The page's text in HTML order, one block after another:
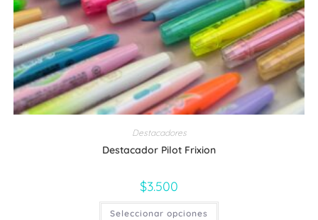
Destacadores
Destacador Pilot Frixion
$3.500
Seleccionar opciones
Este